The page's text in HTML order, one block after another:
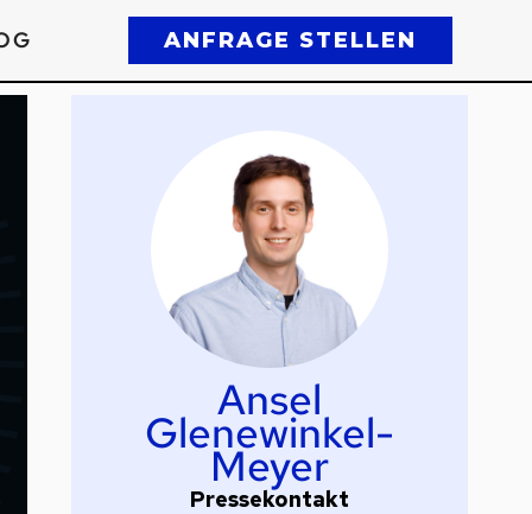
ANFRAGE STELLEN
Ansel
Glenewinkel-
Meyer
Pressekontakt